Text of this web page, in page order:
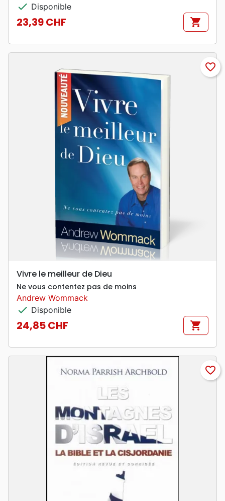
check Disponible
Prix
23,39 CHF shopping_cart
favorite_border
Vivre le meilleur de Dieu
Ne vous contentez pas de moins
Andrew Wommack
check Disponible
Prix
24,85 CHF shopping_cart
favorite_border